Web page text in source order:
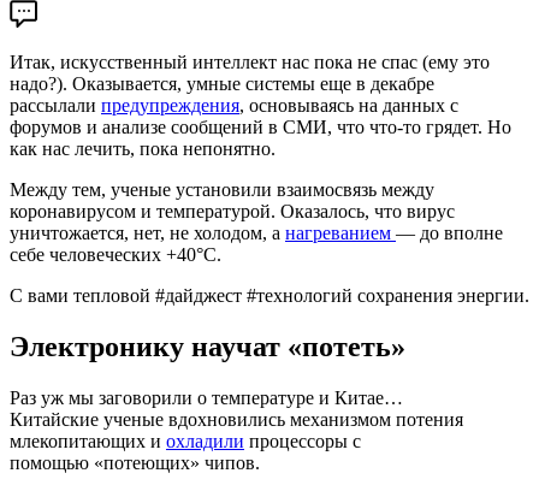
Итак, искусственный интеллект нас пока не спас (ему это
надо?). Оказывается, умные системы еще в декабре
рассылали предупреждения, основываясь на данных с
форумов и анализе сообщений в СМИ, что что-то грядет. Но
как нас лечить, пока непонятно.
Между тем, ученые установили взаимосвязь между
коронавирусом и температурой. Оказалось, что вирус
уничтожается, нет, не холодом, а нагреванием — до вполне
себе человеческих +40°C.
С вами тепловой #дайджест #технологий сохранения энергии.
Электронику научат «потеть»
Раз уж мы заговорили о температуре и Китае…
Китайские ученые вдохновились механизмом потения
млекопитающих и охладили процессоры с
помощью «потеющих» чипов.